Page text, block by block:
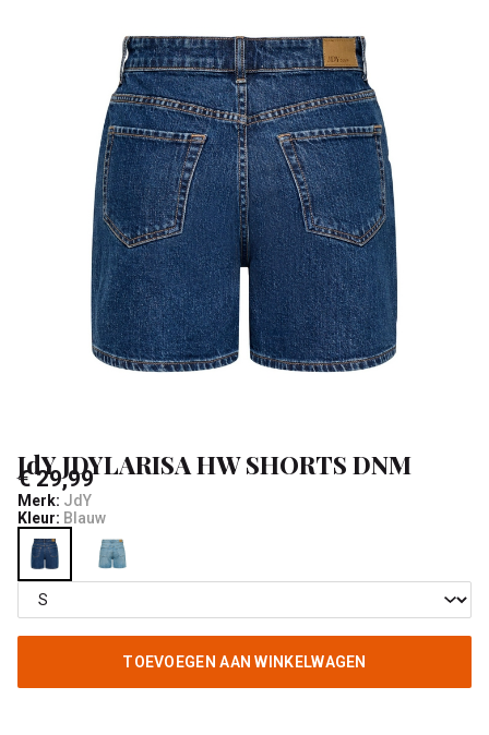
Klean
JdY JDYLARISA HW SHORTS DNM
€ 29,99
Merk: JdY
Kleur: Blauw
TOEVOEGEN AAN WINKELWAGEN